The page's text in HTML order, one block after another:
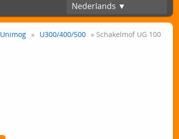
Nederlands ▼
Unimog » U300/400/500 » Schakelmof UG 100